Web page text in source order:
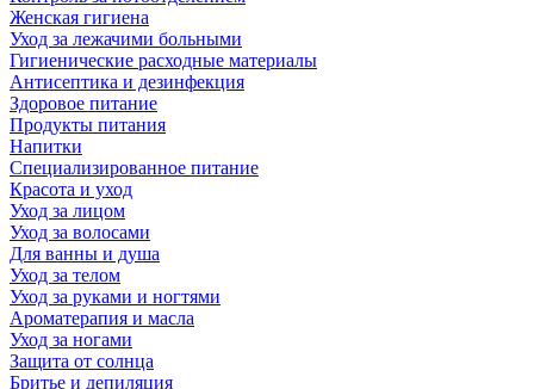
Женская гигиена
Уход за лежачими больными
Гигиенические расходные материалы
Антисептика и дезинфекция
Здоровое питание
Продукты питания
Напитки
Специализированное питание
Красота и уход
Уход за лицом
Уход за волосами
Для ванны и душа
Уход за телом
Уход за руками и ногтями
Ароматерапия и масла
Уход за ногами
Защита от солнца
Бритье и депиляция